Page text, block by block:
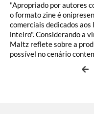
"Apropriado por autores
o formato zine é
comerciais dedicados
inteiro". Considerando a
Maltz reflete sobre a
possível no cenário